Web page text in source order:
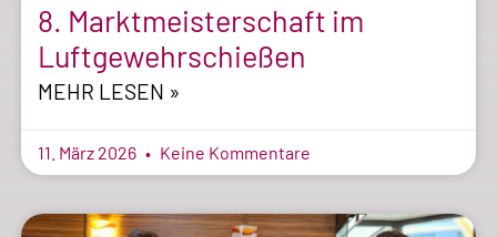
8. Marktmeisterschaft im
Luftgewehrschießen
MEHR LESEN »
11. März 2026 Keine Kommentare